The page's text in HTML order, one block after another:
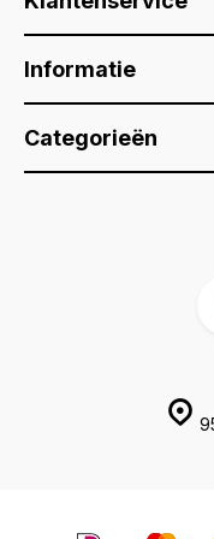
Informatie
Categorieën